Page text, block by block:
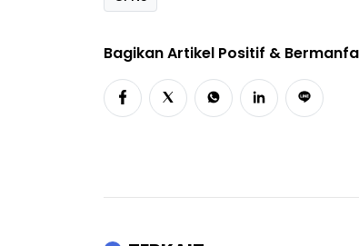
Bagikan Artikel Positif &